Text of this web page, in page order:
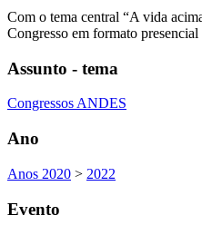
Com o tema central “A vida
Congresso em formato
Assunto - tema
Congressos ANDES
Ano
Anos 2020 > 2022
Evento